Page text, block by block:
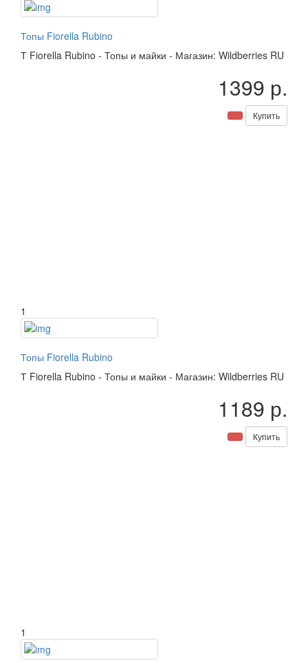
Топы Fiorella Rubino
Т Fiorella Rubino - Топы и майки - Магазин: Wildberries RU
1399 р.
Купить
1
Топы Fiorella Rubino
Т Fiorella Rubino - Топы и майки - Магазин: Wildberries RU
1189 р.
Купить
1